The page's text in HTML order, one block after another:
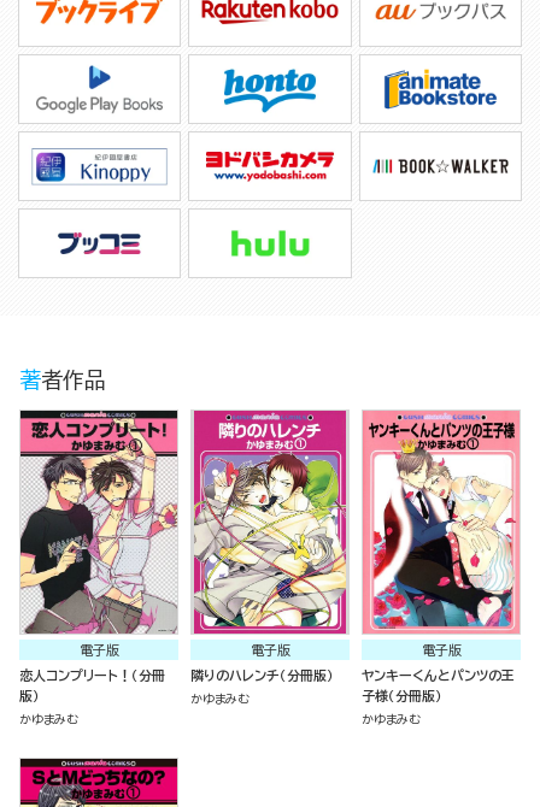
著者作品
電子版
恋人コンプリート！（分冊
版）
かゆまみむ
電子版
隣りのハレンチ（分冊版）
かゆまみむ
電子版
ヤンキーくんとパンツの王
子様（分冊版）
かゆまみむ